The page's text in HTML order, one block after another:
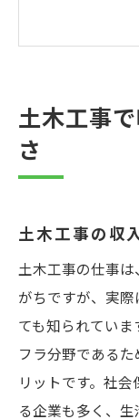
現場で
土木工
現場経験者
ポジテ
ード
現場で
キャリアア
土木工
働きや
土木工事
さ
土木工事の収
土木工事の仕事
がちですが、実
ても知られてい
フラ分野である
リットです。社
る企業も多く、